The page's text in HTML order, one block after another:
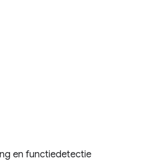
en functiedetectie